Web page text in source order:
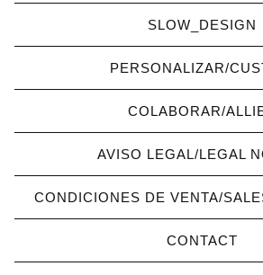
SLOW_DESIGN
PERSONALIZAR/
COLABORAR/
AVISO LEGAL/LEGAL
CONDICIONES DE VENTA/
CONTACT